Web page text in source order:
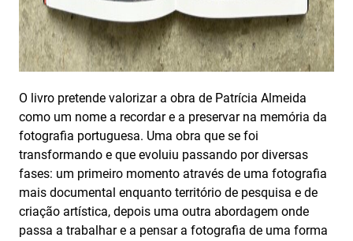
O livro pretende valorizar a obra de Patrícia Almeida
como um nome a recordar e a preservar na memória da
fotografia portuguesa. Uma obra que se foi
transformando e que evoluiu passando por diversas
fases: um primeiro momento através de uma fotografia
mais documental enquanto território de pesquisa e de
criação artística, depois uma outra abordagem onde
passa a trabalhar e a pensar a fotografia de uma forma